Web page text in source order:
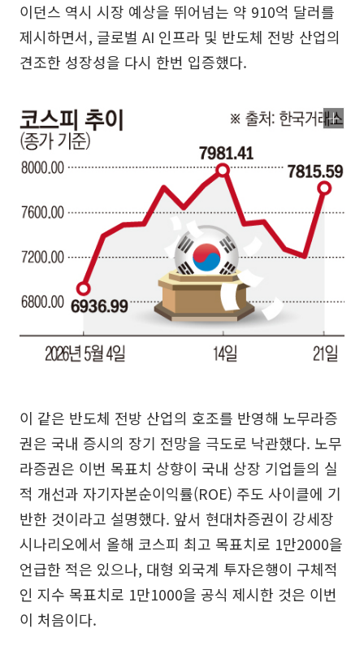
이던스 역시 시장 예상을 뛰어넘는 약 910억 달러를
제시하면서, 글로벌 AI 인프라 및 반도체 전방 산업의
견조한 성장성을 다시 한번 입증했다.
이 같은 반도체 전방 산업의 호조를 반영해 노무라증
권은 국내 증시의 장기 전망을 극도로 낙관했다. 노무
라증권은 이번 목표치 상향이 국내 상장 기업들의 실
적 개선과 자기자본순이익률(ROE) 주도 사이클에 기
반한 것이라고 설명했다. 앞서 현대차증권이 강세장
시나리오에서 올해 코스피 최고 목표치로 1만2000을
언급한 적은 있으나, 대형 외국계 투자은행이 구체적
인 지수 목표치로 1만1000을 공식 제시한 것은 이번
이 처음이다.